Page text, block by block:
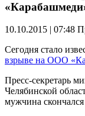
10.10.2015 | 07:48
Сегодня стало
взрыве на ООО
Пресс-секретарь
Челябинской
мужчина